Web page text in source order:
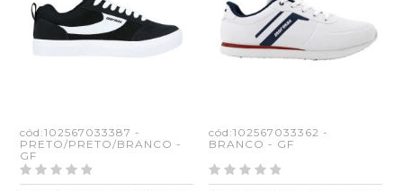
cód:102567033387 -
PRETO/PRETO/BRANCO -
GF
cód:102567033362 -
BRANCO - GF